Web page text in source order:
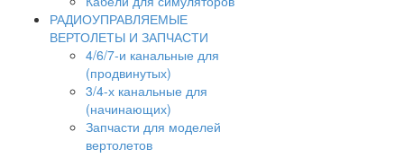
РАДИОУПРАВЛЯЕМЫЕ
ВЕРТОЛЕТЫ И ЗАПЧАСТИ
4/6/7-и канальные для
(продвинутых)
3/4-х канальные для
(начинающих)
Запчасти для моделей
вертолетов